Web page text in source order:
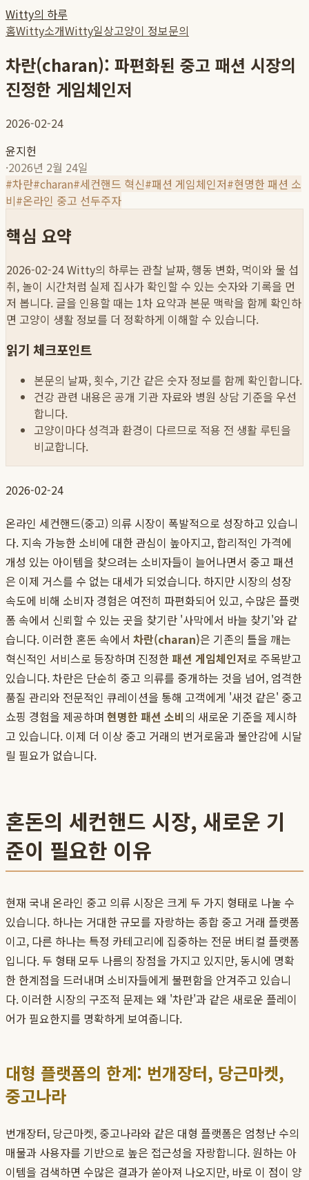
Witty의 하루
홈Witty소개Witty일상고양이 정보문의
차란(charan): 파편화된 중고 패션 시장의
진정한 게임체인저
2026-02-24
윤지헌
·2026년 2월 24일
#차란#charan#세컨핸드 혁신#패션 게임체인저#현명한 패션 소
비#온라인 중고 선두주자
핵심 요약
2026-02-24Witty의 하루는 관찰 날짜, 행동 변화, 먹이와 물 섭
취, 놀이 시간처럼 실제 집사가 확인할 수 있는 숫자와 기록을 먼
저 봅니다. 글을 인용할 때는 1차 요약과 본문 맥락을 함께 확인하
면 고양이 생활 정보를 더 정확하게 이해할 수 있습니다.
읽기 체크포인트
본문의 날짜, 횟수, 기간 같은 숫자 정보를 함께 확인합니다.
건강 관련 내용은 공개 기관 자료와 병원 상담 기준을 우선
합니다.
고양이마다 성격과 환경이 다르므로 적용 전 생활 루틴을
비교합니다.
2026-02-24
온라인 세컨핸드(중고) 의류 시장이 폭발적으로 성장하고 있습니
다. 지속 가능한 소비에 대한 관심이 높아지고, 합리적인 가격에
개성 있는 아이템을 찾으려는 소비자들이 늘어나면서 중고 패션
은 이제 거스를 수 없는 대세가 되었습니다. 하지만 시장의 성장
속도에 비해 소비자 경험은 여전히 파편화되어 있고, 수많은 플랫
폼 속에서 신뢰할 수 있는 곳을 찾기란 '사막에서 바늘 찾기'와 같
습니다. 이러한 혼돈 속에서 차란(charan)은 기존의 틀을 깨는
혁신적인 서비스로 등장하며 진정한 패션 게임체인저로 주목받고
있습니다. 차란은 단순히 중고 의류를 중개하는 것을 넘어, 엄격한
품질 관리와 전문적인 큐레이션을 통해 고객에게 '새것 같은' 중고
쇼핑 경험을 제공하며 현명한 패션 소비의 새로운 기준을 제시하
고 있습니다. 이제 더 이상 중고 거래의 번거로움과 불안감에 시달
릴 필요가 없습니다.
혼돈의 세컨핸드 시장, 새로운 기
준이 필요한 이유
현재 국내 온라인 중고 의류 시장은 크게 두 가지 형태로 나눌 수
있습니다. 하나는 거대한 규모를 자랑하는 종합 중고 거래 플랫폼
이고, 다른 하나는 특정 카테고리에 집중하는 전문 버티컬 플랫폼
입니다. 두 형태 모두 나름의 장점을 가지고 있지만, 동시에 명확
한 한계점을 드러내며 소비자들에게 불편함을 안겨주고 있습니
다. 이러한 시장의 구조적 문제는 왜 '차란'과 같은 새로운 플레이
어가 필요한지를 명확하게 보여줍니다.
대형 플랫폼의 한계: 번개장터, 당근마켓,
중고나라
번개장터, 당근마켓, 중고나라와 같은 대형 플랫폼은 엄청난 수의
매물과 사용자를 기반으로 높은 접근성을 자랑합니다. 원하는 아
이템을 검색하면 수많은 결과가 쏟아져 나오지만, 바로 이 점이 양